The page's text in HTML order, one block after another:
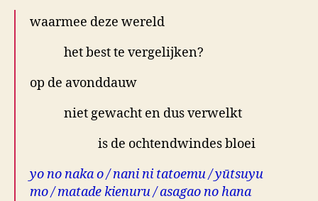
waarmee deze wereld
het best te vergelijken?
op de avonddauw
niet gewacht en dus verwelkt
is de ochtendwindes bloei
yo no naka o / nani ni tatoemu / yūtsuyu
mo / matade kienuru / asagao no hana